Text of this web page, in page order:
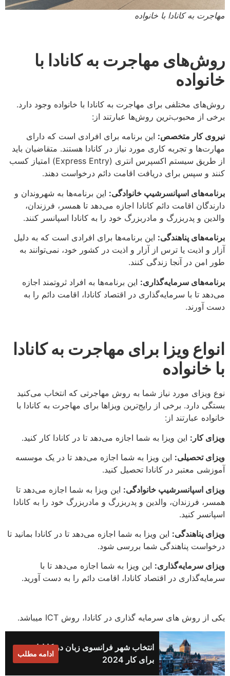
مهاجرت به کانادا با خانواده
روش‌های مهاجرت به کانادا با
خانواده
روش‌های مختلفی برای مهاجرت به کانادا با خانواده وجود دارد.
برخی از محبوب‌ترین روش‌ها عبارتند از:
نیروی کار متخصص: این برنامه برای افرادی است که دارای
مهارت‌ها و تجربه کاری مورد نیاز در کانادا هستند. متقاضیان باید
از طریق سیستم اکسپرس انتری (Express Entry) امتیاز کسب
کنند و سپس برای دریافت اقامت دائم درخواست دهند.
برنامه‌های اسپانسرشیپ خانوادگی: این برنامه‌ها به شهروندان و
دارندگان اقامت دائم کانادا اجازه می‌دهد تا همسر، فرزندان،
والدین و پدربزرگ و مادربزرگ خود را به کانادا اسپانسر کنند.
برنامه‌های پناهندگی: این برنامه‌ها برای افرادی است که به دلیل
آزار و اذیت یا ترس از آزار و اذیت در کشور خود، نمی‌توانند به
طور امن در آنجا زندگی کنند.
برنامه‌های سرمایه‌گذاری: این برنامه‌ها به افراد ثروتمند اجازه
می‌دهد تا با سرمایه‌گذاری در اقتصاد کانادا، اقامت دائم را به
دست آورند.
انواع ویزا برای مهاجرت به کانادا
با خانواده
نوع ویزای مورد نیاز شما به روش مهاجرتی که انتخاب می‌کنید
بستگی دارد. برخی از رایج‌ترین ویزاها برای مهاجرت به کانادا با
خانواده عبارتند از:
ویزای کار: این ویزا به شما اجازه می‌دهد تا در کانادا کار کنید.
ویزای تحصیلی: این ویزا به شما اجازه می‌دهد تا در یک موسسه
آموزشی معتبر در کانادا تحصیل کنید.
ویزای اسپانسرشیپ خانوادگی: این ویزا به شما اجازه می‌دهد تا
همسر، فرزندان، والدین و پدربزرگ و مادربزرگ خود را به کانادا
اسپانسر کنید.
ویزای پناهندگی: این ویزا به شما اجازه می‌دهد تا در کانادا بمانید تا
درخواست پناهندگی شما بررسی شود.
ویزای سرمایه‌گذاری: این ویزا به شما اجازه می‌دهد تا با
سرمایه‌گذاری در اقتصاد کانادا، اقامت دائم را به دست آورید.
یکی از روش های سرمایه گذاری در کانادا، روش ICT میباشد.
انتخاب شهر فرانسوی‌ زبان در کانادا
برای کار 2024
ادامه مطلب